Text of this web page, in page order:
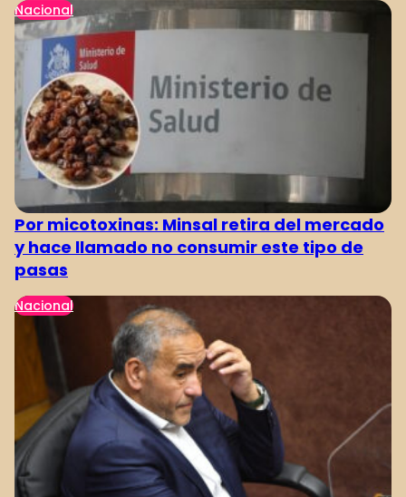
Nacional
Por micotoxinas: Minsal retira del mercado
y hace llamado no consumir este tipo de
pasas
Nacional